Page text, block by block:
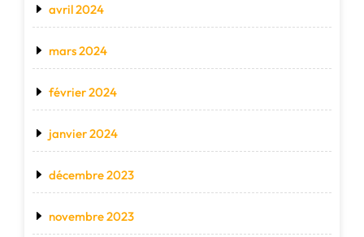
avril 2024
mars 2024
février 2024
janvier 2024
décembre 2023
novembre 2023